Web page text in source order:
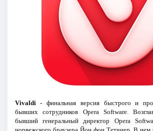
Vivaldi - финальная версия быстрого и
бывших сотрудников Opera Software.
бывший генеральный директор Opera